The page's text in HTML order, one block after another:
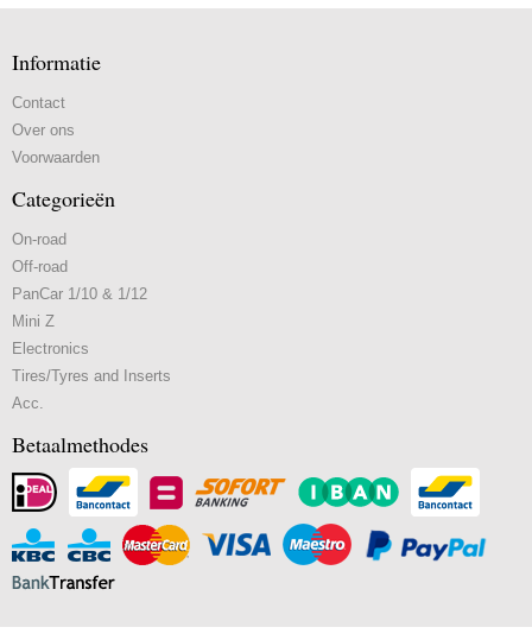
Informatie
Contact
Over ons
Voorwaarden
Categorieën
On-road
Off-road
PanCar 1/10 & 1/12
Mini Z
Electronics
Tires/Tyres and Inserts
Acc.
Betaalmethodes